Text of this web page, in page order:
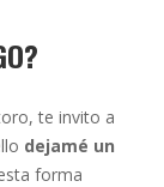
te invito a
dejamé un
forma